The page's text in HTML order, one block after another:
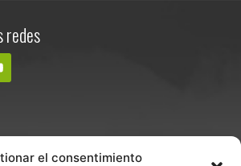
el consentimiento
redes